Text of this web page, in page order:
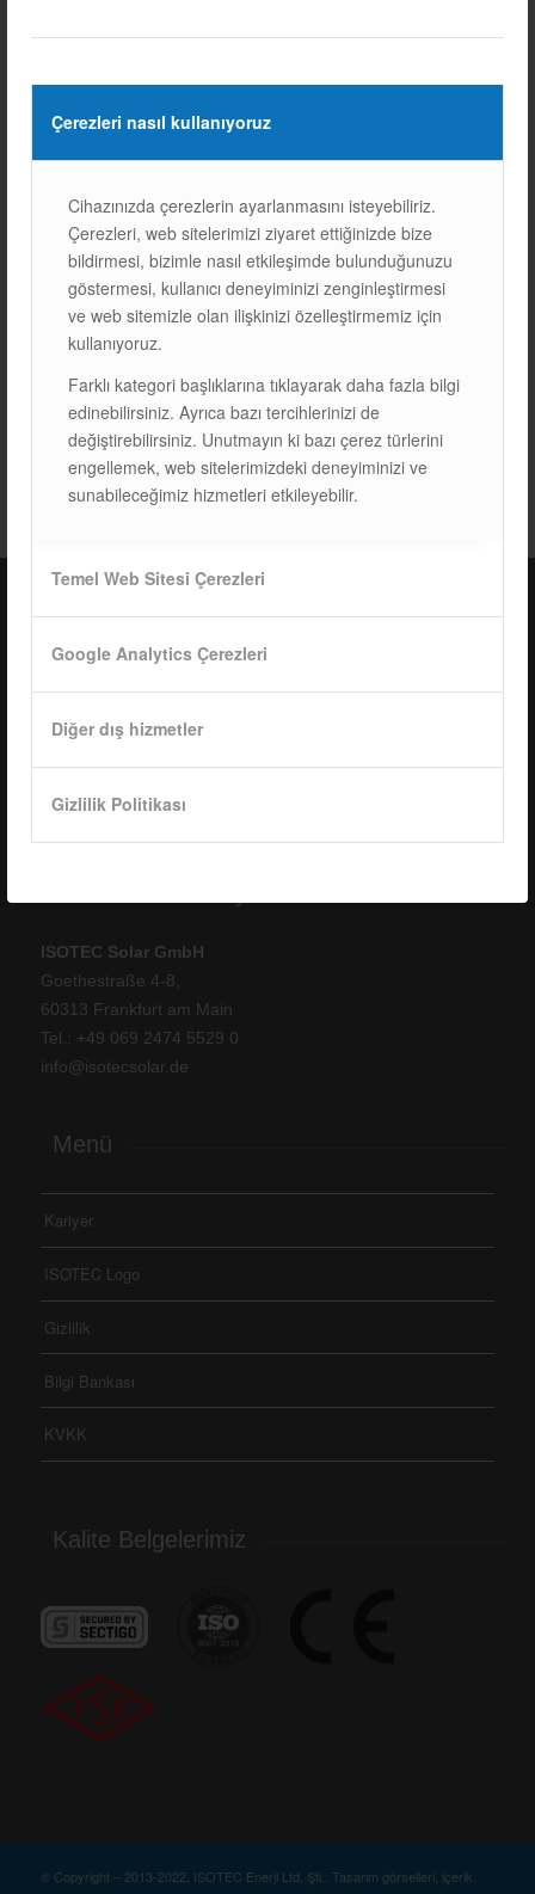
Çerezleri nasıl kullanıyoruz
Cihazınızda çerezlerin ayarlanmasını isteyebiliriz.
Çerezleri, web sitelerimizi ziyaret ettiğinizde bize
bildirmesi, bizimle nasıl etkileşimde bulunduğunuzu
göstermesi, kullanıcı deneyiminizi zenginleştirmesi
ve web sitemizle olan ilişkinizi özelleştirmemiz için
kullanıyoruz.
Farklı kategori başlıklarına tıklayarak daha fazla bilgi
edinebilirsiniz. Ayrıca bazı tercihlerinizi de
değiştirebilirsiniz. Unutmayın ki bazı çerez türlerini
engellemek, web sitelerimizdeki deneyiminizi ve
sunabileceğimiz hizmetleri etkileyebilir.
Temel Web Sitesi Çerezleri
Google Analytics Çerezleri
Diğer dış hizmetler
Gizlilik Politikası
Sonraki
ETIKETLER: EĞIMLI ÇATI SISTEMLERI , ISOKEN
ISOTEC Türkiye – Fabrika
Çerkeşli Mah. İmes OSB 19. Cad. No:18
info@isotec.com.tr
ISOTEC Solar GmbH
Goethestraße 4-8,
60313 Frankfurt am Main
Tel.: +49 069 2474 5529 0
info@isotecsolar.de
Menü
Kariyer
ISOTEC Logo
Gizlilik
Bilgi Bankası
KVKK
Kalite Belgelerimiz
© Copyright – 2013-2022, ISOTEC Enerji Ltd. Şti.. Tasarım görselleri, içerik,